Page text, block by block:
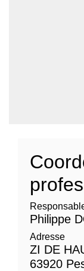
Philippe
Adresse
ZI DE
63920